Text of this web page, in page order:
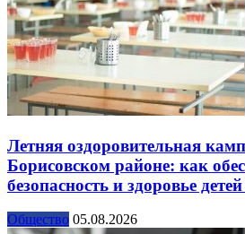
Летняя оздоровительная
Борисовском районе: как
безопасность и здоровье
Общество 05.08.2026